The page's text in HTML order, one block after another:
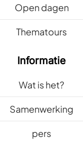
Open dagen
Thematours
Informatie
Wat is het?
Samenwerking
pers